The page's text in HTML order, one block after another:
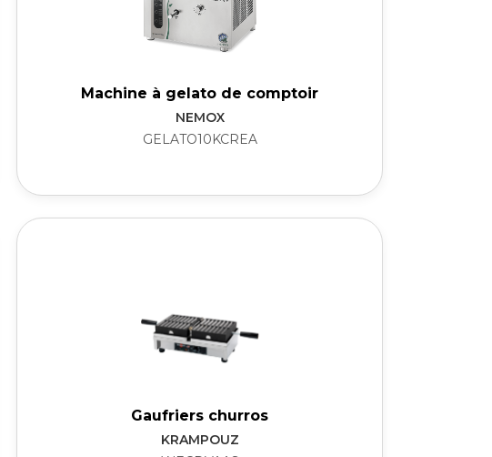
Machine à gelato de comptoir
NEMOX
GELATO10KCREA
Gaufriers churros
KRAMPOUZ